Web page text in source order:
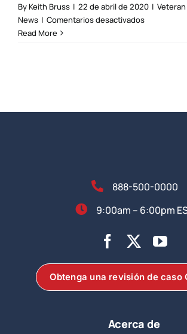
By Keith Bruss | 22 de abril de 2020 | Veteran
News | Comentarios desactivadosen
19
Read More
888-500-0000
9:00am – 6:00pm
Obtenga una revisión de caso
Acerca de